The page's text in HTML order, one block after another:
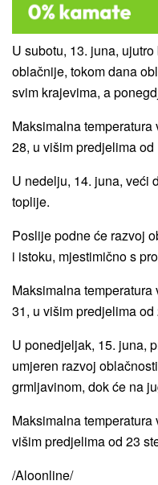
U subotu, 13. juna,
oblačnije, tokom dana
svim krajevima, a
Maksimalna
28, u višim predjelima od
U nedelju, 14. juna, veći
toplije.
Poslije podne će razvoj
i istoku, mjestimično s
Maksimalna
31, u višim predjelima
U ponedjeljak, 15. juna,
umjeren razvoj
grmljavinom, dok će na
Maksimalna
višim predjelima od 23
/Aloonline/